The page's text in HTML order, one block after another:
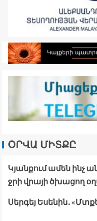
ՕՐՎԱ ՄԻՏՔԸ
Կյանքում ամեն ինչ
ջրի վրայի ծխացող
Սերգեյ Եսենին․